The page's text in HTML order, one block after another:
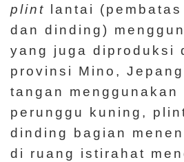
plint lantai
dan dinding)
yang juga diproduksi
provinsi Mino,
tangan menggunakan
perunggu kuning,
dinding bagian
di ruang istirahat